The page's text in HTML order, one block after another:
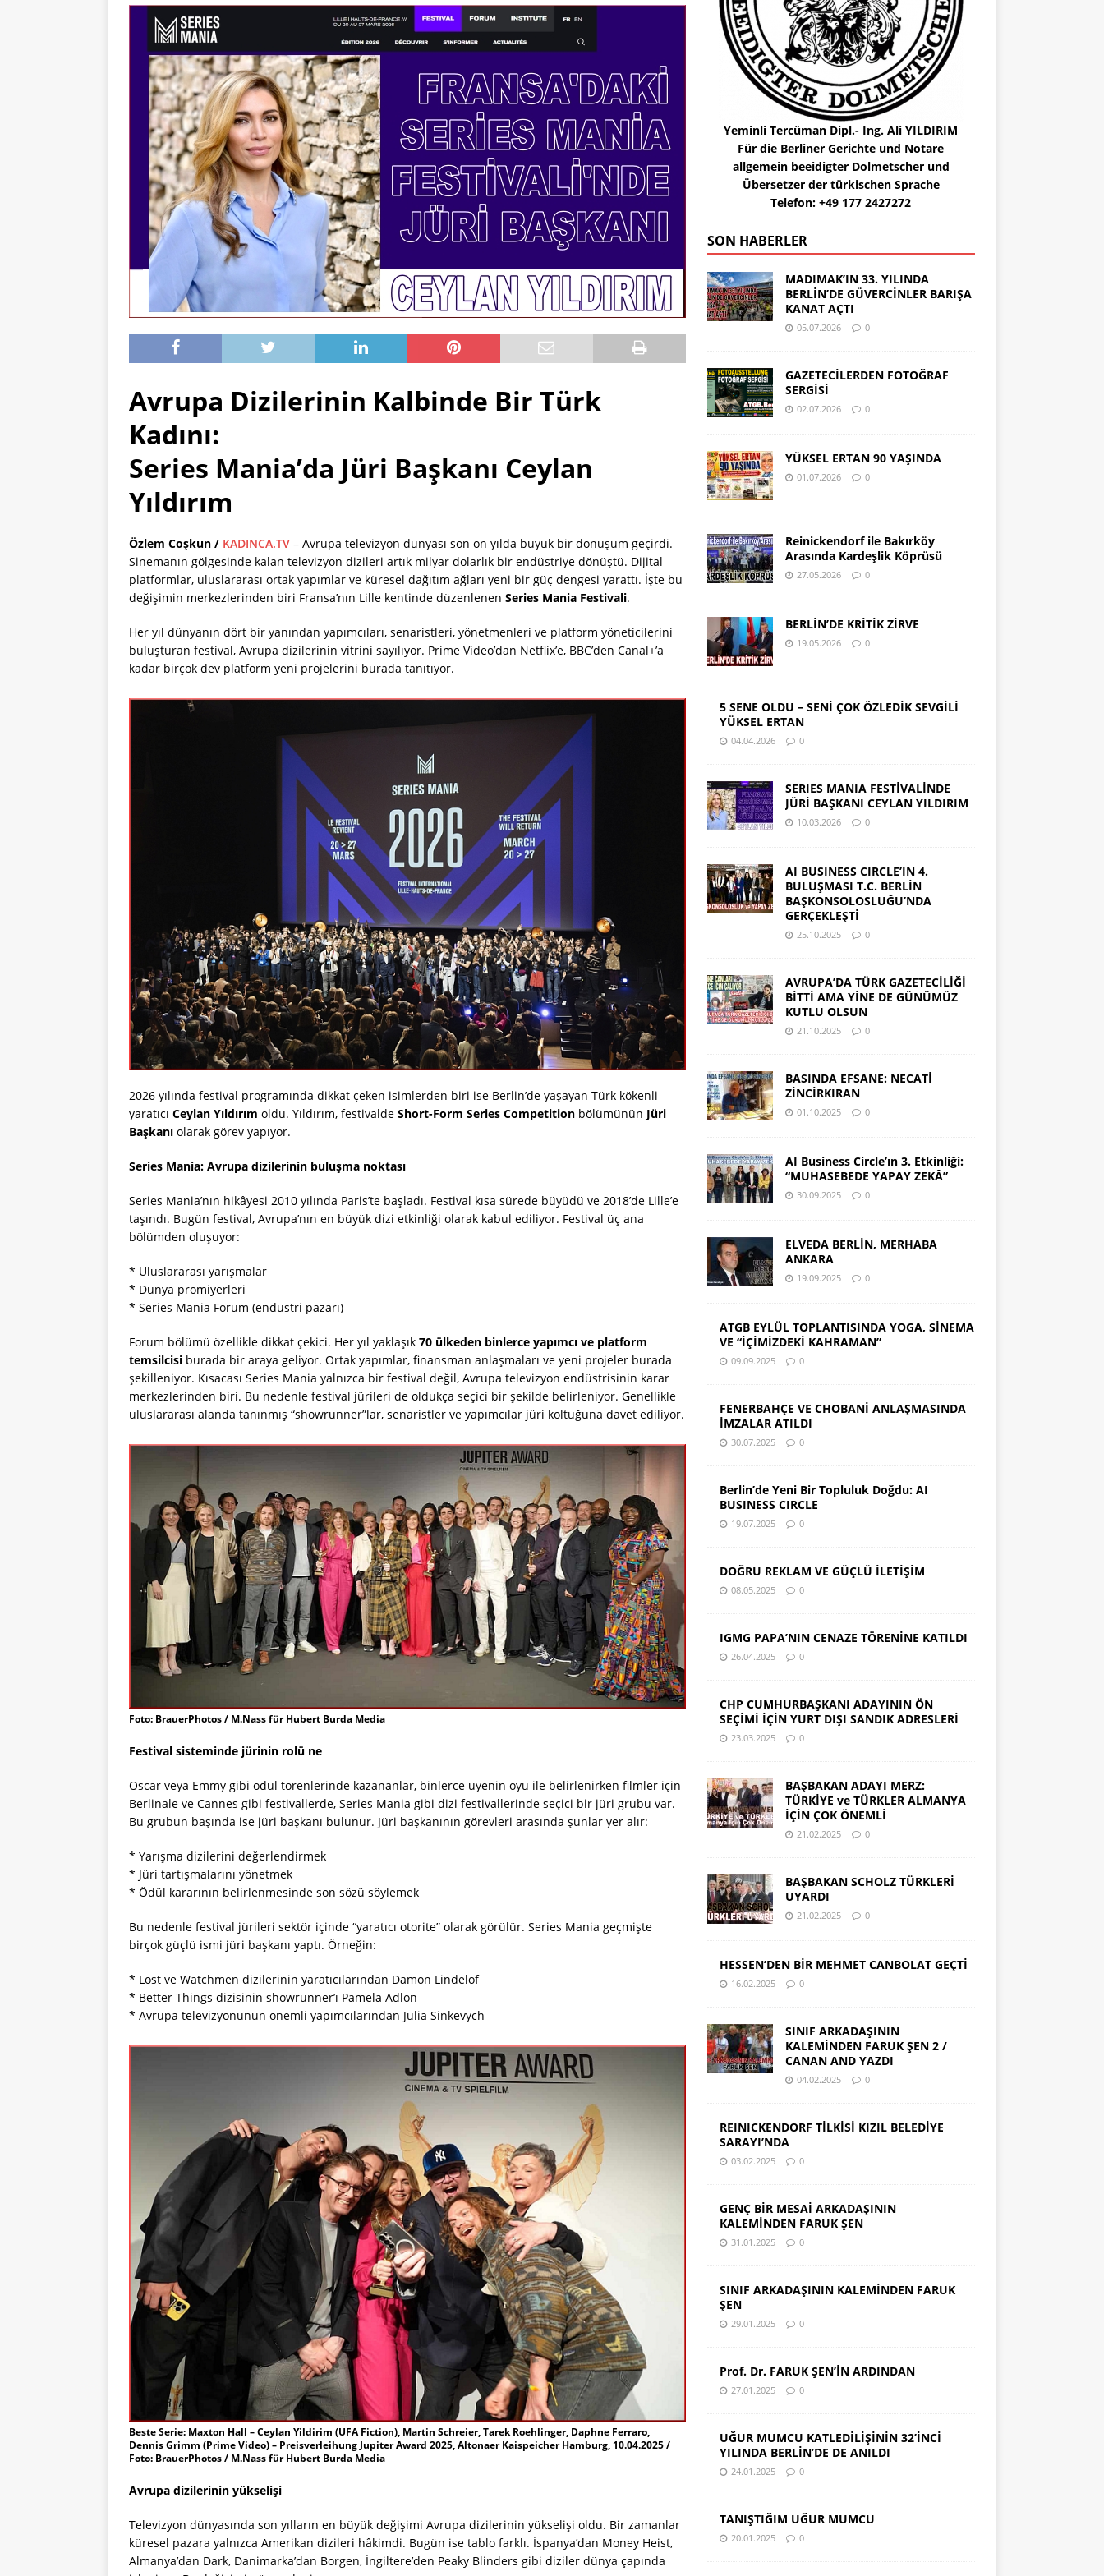
Avrupa Dizilerinin Kalbinde Bir Türk
Kadını:
Series Mania’da Jüri Başkanı Ceylan
Yıldırım
Özlem Coşkun / KADINCA.TV – Avrupa televizyon dünyası son on yılda büyük bir dönüşüm geçirdi.
Sinemanın gölgesinde kalan televizyon dizileri artık milyar dolarlık bir endüstriye dönüştü. Dijital
platformlar, uluslararası ortak yapımlar ve küresel dağıtım ağları yeni bir güç dengesi yarattı. İşte bu
değişimin merkezlerinden biri Fransa’nın Lille kentinde düzenlenen Series Mania Festivali.
Her yıl dünyanın dört bir yanından yapımcıları, senaristleri, yönetmenleri ve platform yöneticilerini
buluşturan festival, Avrupa dizilerinin vitrini sayılıyor. Prime Video’dan Netflix’e, BBC’den Canal+’a
kadar birçok dev platform yeni projelerini burada tanıtıyor.
2026 yılında festival programında dikkat çeken isimlerden biri ise Berlin’de yaşayan Türk kökenli
yaratıcı Ceylan Yıldırım oldu. Yıldırım, festivalde Short-Form Series Competition bölümünün Jüri
Başkanı olarak görev yapıyor.
Series Mania: Avrupa dizilerinin buluşma noktası
Series Mania’nın hikâyesi 2010 yılında Paris’te başladı. Festival kısa sürede büyüdü ve 2018’de Lille’e
taşındı. Bugün festival, Avrupa’nın en büyük dizi etkinliği olarak kabul ediliyor. Festival üç ana
bölümden oluşuyor:
* Uluslararası yarışmalar
* Dünya prömiyerleri
* Series Mania Forum (endüstri pazarı)
Forum bölümü özellikle dikkat çekici. Her yıl yaklaşık 70 ülkeden binlerce yapımcı ve platform
temsilcisi burada bir araya geliyor. Ortak yapımlar, finansman anlaşmaları ve yeni projeler burada
şekilleniyor. Kısacası Series Mania yalnızca bir festival değil, Avrupa televizyon endüstrisinin karar
merkezlerinden biri. Bu nedenle festival jürileri de oldukça seçici bir şekilde belirleniyor. Genellikle
uluslararası alanda tanınmış “showrunner”lar, senaristler ve yapımcılar jüri koltuğuna davet ediliyor.
Foto: BrauerPhotos / M.Nass für Hubert Burda Media
Festival sisteminde jürinin rolü ne
Oscar veya Emmy gibi ödül törenlerinde kazananlar, binlerce üyenin oyu ile belirlenirken filmler için
Berlinale ve Cannes gibi festivallerde, Series Mania gibi dizi festivallerinde seçici bir jüri grubu var.
Bu grubun başında ise jüri başkanı bulunur. Jüri başkanının görevleri arasında şunlar yer alır:
* Yarışma dizilerini değerlendirmek
* Jüri tartışmalarını yönetmek
* Ödül kararının belirlenmesinde son sözü söylemek
Bu nedenle festival jürileri sektör içinde “yaratıcı otorite” olarak görülür. Series Mania geçmişte
birçok güçlü ismi jüri başkanı yaptı. Örneğin:
* Lost ve Watchmen dizilerinin yaratıcılarından Damon Lindelof
* Better Things dizisinin showrunner’ı Pamela Adlon
* Avrupa televizyonunun önemli yapımcılarından Julia Sinkevych
Beste Serie: Maxton Hall – Ceylan Yildirim (UFA Fiction), Martin Schreier, Tarek Roehlinger, Daphne Ferraro,
Dennis Grimm (Prime Video) – Preisverleihung Jupiter Award 2025, Altonaer Kaispeicher Hamburg, 10.04.2025 /
Foto: BrauerPhotos / M.Nass für Hubert Burda Media
Avrupa dizilerinin yükselişi
Televizyon dünyasında son yılların en büyük değişimi Avrupa dizilerinin yükselişi oldu. Bir zamanlar
küresel pazara yalnızca Amerikan dizileri hâkimdi. Bugün ise tablo farklı. İspanya’dan Money Heist,
Almanya’dan Dark, Danimarka’dan Borgen, İngiltere’den Peaky Blinders gibi diziler dünya çapında
Yeminli Tercüman Dipl.- Ing. Ali YILDIRIM
Für die Berliner Gerichte und Notare
allgemein beeidigter Dolmetscher und
Übersetzer der türkischen Sprache
Telefon: +49 177 2427272
SON HABERLER
MADIMAK’IN 33. YILINDA
BERLİN’DE GÜVERCİNLER BARIŞA
KANAT AÇTI
05.07.2026 0
GAZETECİLERDEN FOTOĞRAF
SERGİSİ
02.07.2026 0
YÜKSEL ERTAN 90 YAŞINDA
01.07.2026 0
Reinickendorf ile Bakırköy
Arasında Kardeşlik Köprüsü
27.05.2026 0
BERLİN’DE KRİTİK ZİRVE
19.05.2026 0
5 SENE OLDU – SENİ ÇOK ÖZLEDİK SEVGİLİ
YÜKSEL ERTAN
04.04.2026 0
SERIES MANIA FESTİVALİNDE
JÜRİ BAŞKANI CEYLAN YILDIRIM
10.03.2026 0
AI BUSINESS CIRCLE’IN 4.
BULUŞMASI T.C. BERLİN
BAŞKONSOLOSLUĞU’NDA
GERÇEKLEŞTİ
25.10.2025 0
AVRUPA’DA TÜRK GAZETECİLİĞİ
BİTTİ AMA YİNE DE GÜNÜMÜZ
KUTLU OLSUN
21.10.2025 0
BASINDA EFSANE: NECATİ
ZİNCİRKIRAN
01.10.2025 0
AI Business Circle’ın 3. Etkinliği:
“MUHASEBEDE YAPAY ZEKÂ”
30.09.2025 0
ELVEDA BERLİN, MERHABA
ANKARA
19.09.2025 0
ATGB EYLÜL TOPLANTISINDA YOGA, SİNEMA
VE “İÇİMİZDEKİ KAHRAMAN”
09.09.2025 0
FENERBAHÇE VE CHOBANİ ANLAŞMASINDA
İMZALAR ATILDI
30.07.2025 0
Berlin’de Yeni Bir Topluluk Doğdu: AI
BUSINESS CIRCLE
19.07.2025 0
DOĞRU REKLAM VE GÜÇLÜ İLETİŞİM
08.05.2025 0
IGMG PAPA’NIN CENAZE TÖRENİNE KATILDI
26.04.2025 0
CHP CUMHURBAŞKANI ADAYININ ÖN
SEÇİMİ İÇİN YURT DIŞI SANDIK ADRESLERİ
23.03.2025 0
BAŞBAKAN ADAYI MERZ:
TÜRKİYE ve TÜRKLER ALMANYA
İÇİN ÇOK ÖNEMLİ
21.02.2025 0
BAŞBAKAN SCHOLZ TÜRKLERİ
UYARDI
21.02.2025 0
HESSEN’DEN BİR MEHMET CANBOLAT GEÇTİ
16.02.2025 0
SINIF ARKADAŞININ
KALEMİNDEN FARUK ŞEN 2 /
CANAN AND YAZDI
04.02.2025 0
REINICKENDORF TİLKİSİ KIZIL BELEDİYE
SARAYI’NDA
03.02.2025 0
GENÇ BİR MESAİ ARKADAŞININ
KALEMİNDEN FARUK ŞEN
31.01.2025 0
SINIF ARKADAŞININ KALEMİNDEN FARUK
ŞEN
29.01.2025 0
Prof. Dr. FARUK ŞEN’İN ARDINDAN
27.01.2025 0
UĞUR MUMCU KATLEDİLİŞİNİN 32’İNCİ
YILINDA BERLİN’DE DE ANILDI
24.01.2025 0
TANIŞTIĞIM UĞUR MUMCU
20.01.2025 0